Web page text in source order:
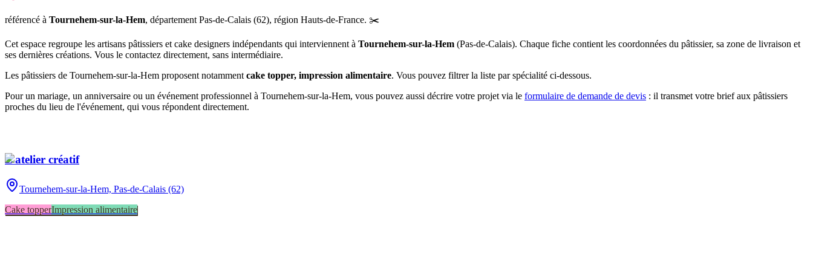
référencé à Tournehem-sur-la-Hem, département Pas-de-Calais (62), région Hauts-de-France. ✂️
Cet espace regroupe les artisans pâtissiers et cake designers indépendants qui interviennent à Tournehem-sur-la-Hem (Pas-de-Calais). Chaque fiche contient les coordonnées du pâtissier, sa zone de livraison et
ses dernières créations. Vous le contactez directement, sans intermédiaire.
Les pâtissiers de Tournehem-sur-la-Hem proposent notamment cake topper, impression alimentaire. Vous pouvez filtrer la liste par spécialité ci-dessous.
Pour un mariage, un anniversaire ou un événement professionnel à Tournehem-sur-la-Hem, vous pouvez aussi décrire votre projet via le formulaire de demande de devis : il transmet votre brief aux pâtissiers
proches du lieu de l'événement, qui vous répondent directement.
L’atelier créatif
Tournehem-sur-la-Hem, Pas-de-Calais (62)
Cake topperImpression alimentaire